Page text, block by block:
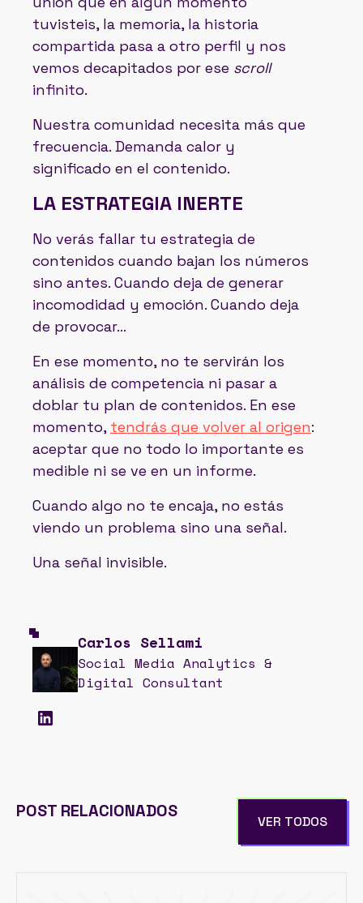
tuvisteis, la memoria, la historia
compartida pasa a otro perfil y nos
vemos decapitados por ese scroll
infinito.
Nuestra comunidad necesita más que
frecuencia. Demanda calor y
significado en el contenido.
LA ESTRATEGIA INERTE
No verás fallar tu estrategia de
contenidos cuando bajan los números
sino antes. Cuando deja de generar
incomodidad y emoción. Cuando deja
de provocar…
En ese momento, no te servirán los
análisis de competencia ni pasar a
doblar tu plan de contenidos. En ese
momento, tendrás que volver al origen:
aceptar que no todo lo importante es
medible ni se ve en un informe.
Cuando algo no te encaja, no estás
viendo un problema sino una señal.
Una señal invisible.
Carlos Sellami
Social Media Analytics &
Digital Consultant
POST RELACIONADOS
VER TODOS